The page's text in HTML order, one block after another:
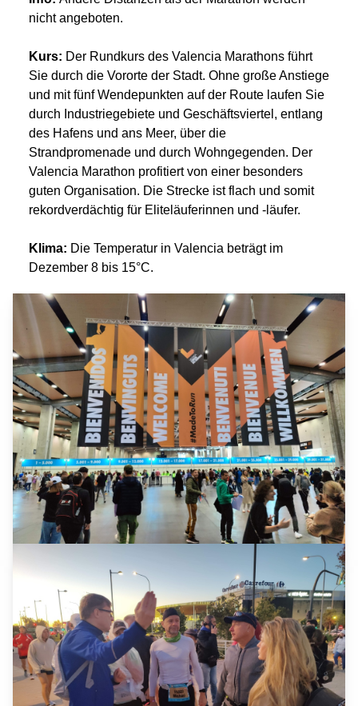
nicht angeboten.
Kurs: Der Rundkurs des Valencia Marathons führt
Sie durch die Vororte der Stadt. Ohne große Anstiege
und mit fünf Wendepunkten auf der Route laufen Sie
durch Industriegebiete und Geschäftsviertel, entlang
des Hafens und ans Meer, über die
Strandpromenade und durch Wohngegenden. Der
Valencia Marathon profitiert von einer besonders
guten Organisation. Die Strecke ist flach und somit
rekordverdächtig für Eliteläuferinnen und -läufer.
Klima: Die Temperatur in Valencia beträgt im
Dezember 8 bis 15°C.